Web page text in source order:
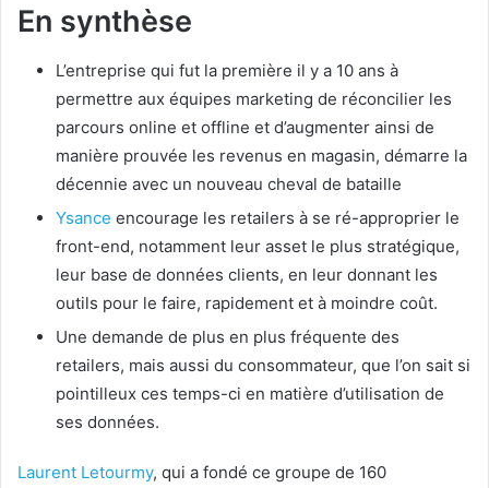
En synthèse
L’entreprise qui fut la première il y a 10 ans à
permettre aux équipes marketing de réconcilier les
parcours online et offline et d’augmenter ainsi de
manière prouvée les revenus en magasin, démarre la
décennie avec un nouveau cheval de bataille
Ysance encourage les retailers à se ré-approprier le
front-end, notamment leur asset le plus stratégique,
leur base de données clients, en leur donnant les
outils pour le faire, rapidement et à moindre coût.
Une demande de plus en plus fréquente des
retailers, mais aussi du consommateur, que l’on sait si
pointilleux ces temps-ci en matière d’utilisation de
ses données.
Laurent Letourmy, qui a fondé ce groupe de 160